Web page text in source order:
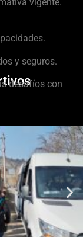
y seguros.
desafíos con